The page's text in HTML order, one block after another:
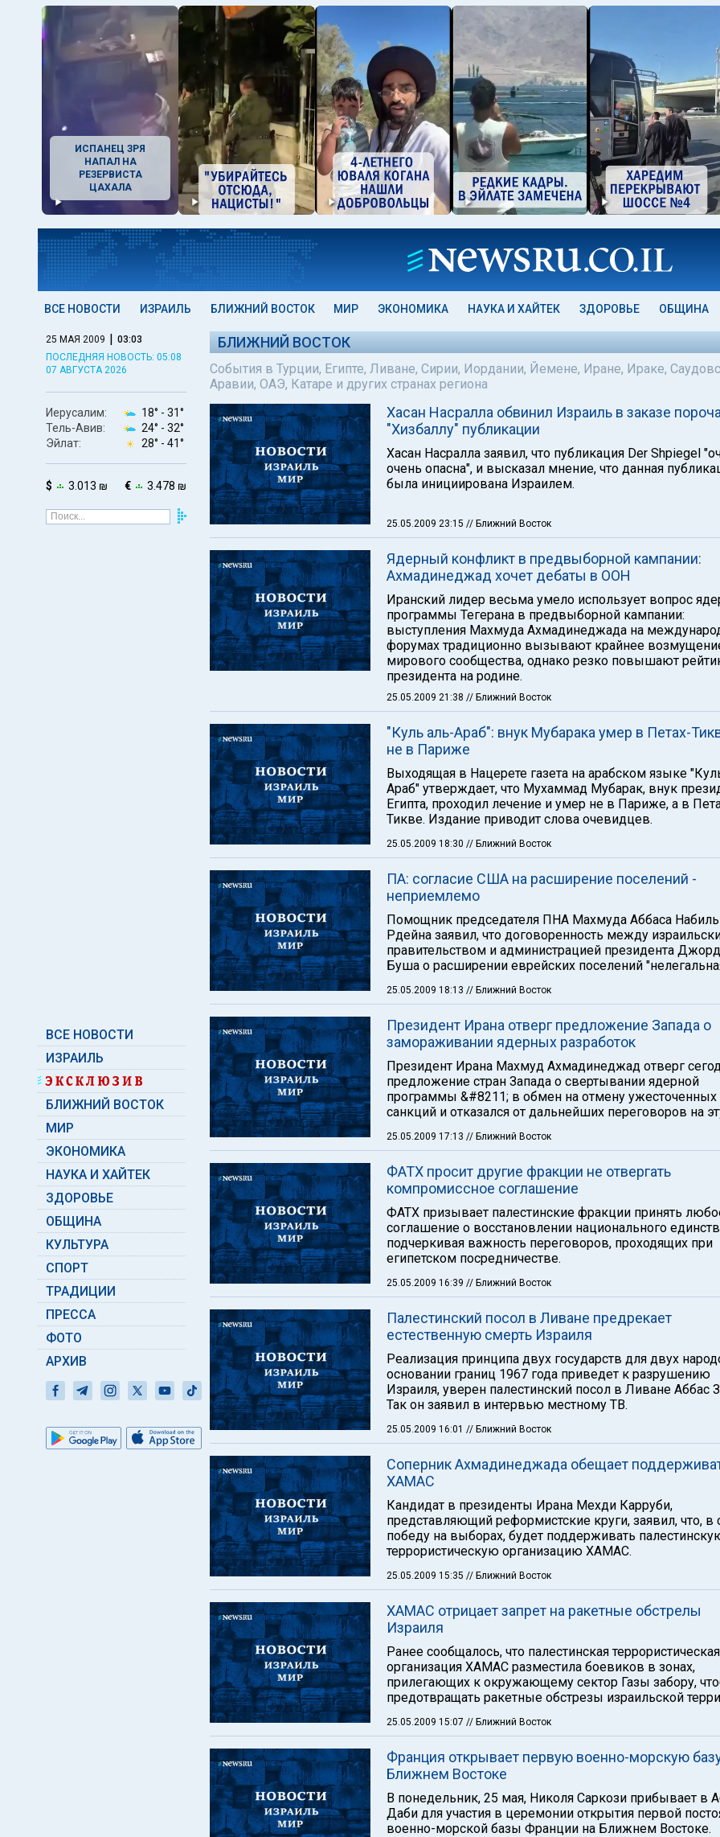
ИСПАНЕЦ ЗРЯ
НАПАЛ НА
РЕЗЕРВИСТА
ЦАХАЛА
ВСЕ НОВОСТИ ИЗРАИЛЬ БЛИЖНИЙ ВОСТОК МИР ЭКОНОМИКА НАУКА И ХАЙТЕК ЗДОРОВЬЕ ОБЩИНА
25 МАЯ 2009 | 03:03
ПОСЛЕДНЯЯ НОВОСТЬ: 05:08
07 АВГУСТА 2026
Иерусалим: 18° - 31°
Тель-Авив:
24° - 32°
Эйлат:
28° - 41°
$ 3.013 ₪ € 3.478 ₪
ВСЕ НОВОСТИ
ИЗРАИЛЬ
БЛИЖНИЙ ВОСТОК
МИР
ЭКОНОМИКА
НАУКА И ХАЙТЕК
ЗДОРОВЬЕ
ОБЩИНА
КУЛЬТУРА
СПОРТ
ТРАДИЦИИ
ПРЕССА
ФОТО
АРХИВ
БЛИЖНИЙ ВОСТОК
События в Турции, Египте, Ливане, Сирии, Иордании, Йемене, Иране, Ираке,
Аравии, ОАЭ, Катаре и других странах региона
Хасан Насралла обвинил Израиль в заказе
"Хизбаллу" публикации
Хасан Насралла заявил, что публикация Der Shpiegel
очень опасна", и высказал мнение, что данная
была инициирована Израилем.
25.05.2009 23:15 // Ближний Восток
Ядерный конфликт в предвыборной кампании:
Ахмадинеджад хочет дебаты в ООН
Иранский лидер весьма умело использует вопрос
программы Тегерана в предвыборной кампании:
выступления Махмуда Ахмадинеджада на
форумах традиционно вызывают крайнее
мирового сообщества, однако резко повышают
президента на родине.
25.05.2009 21:38 // Ближний Восток
"Куль аль-Араб": внук Мубарака умер в Петах-
не в Париже
Выходящая в Нацерете газета на арабском языке
Араб" утверждает, что Мухаммад Мубарак, внук
Египта, проходил лечение и умер не в Париже, а в
Тикве. Издание приводит слова очевидцев.
25.05.2009 18:30 // Ближний Восток
ПА: согласие США на расширение поселений -
неприемлемо
Помощник председателя ПНА Махмуда Аббаса
Рдейна заявил, что договоренность между
правительством и администрацией президента
Буша о расширении еврейских поселений
25.05.2009 18:13 // Ближний Восток
Президент Ирана отверг предложение Запада о
замораживании ядерных разработок
Президент Ирана Махмуд Ахмадинеджад отверг
предложение стран Запада о свертывании ядерной
программы &#8211; в обмен на отмену ужесточенных
санкций и отказался от дальнейших переговоров на
25.05.2009 17:13 // Ближний Восток
ФАТХ просит другие фракции не отвергать
компромиссное соглашение
ФАТХ призывает палестинские фракции принять
соглашение о восстановлении национального
подчеркивая важность переговоров, проходящих при
египетском посредничестве.
25.05.2009 16:39 // Ближний Восток
Палестинский посол в Ливане предрекает
естественную смерть Израиля
Реализация принципа двух государств для двух
основании границ 1967 года приведет к разрушению
Израиля, уверен палестинский посол в Ливане Аббас
Так он заявил в интервью местному ТВ.
25.05.2009 16:01 // Ближний Восток
Соперник Ахмадинеджада обещает
ХАМАС
Кандидат в президенты Ирана Мехди Карруби,
представляющий реформистские круги, заявил, что, в
победу на выборах, будет поддерживать
террористическую организацию ХАМАС.
25.05.2009 15:35 // Ближний Восток
ХАМАС отрицает запрет на ракетные обстрелы
Израиля
Ранее сообщалось, что палестинская террористическая
организация ХАМАС разместила боевиков в зонах,
прилегающих к окружающему сектор Газы забору,
предотвращать ракетные обстрезы израильской
25.05.2009 15:07 // Ближний Восток
Франция открывает первую военно-морскую
Ближнем Востоке
В понедельник, 25 мая, Николя Саркози прибывает в
Даби для участия в церемонии открытия первой
военно-морской базы Франции на Ближнем Востоке.